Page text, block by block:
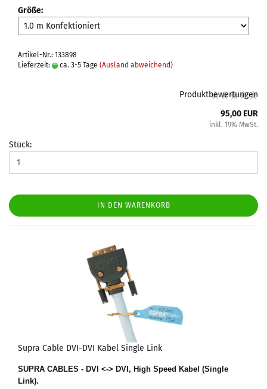
Größe:
Artikel-Nr.: 133898
Lieferzeit:
ca. 3-5 Tage (Ausland abweichend)
Produktbewertungen
95,00 EUR
inkl. 19% MwSt.
Stück:
IN DEN WARENKORB
Supra Cable DVI-DVI Kabel Single Link
SUPRA CABLES - DVI <-> DVI, High Speed Kabel (Single
Link).